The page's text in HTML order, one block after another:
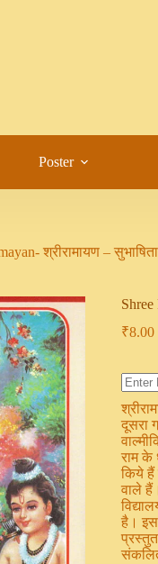
Poster
श्रीरामायण –
Shree
₹8.00
दूसरा
राम के
किये हैं
वाले
है। इस